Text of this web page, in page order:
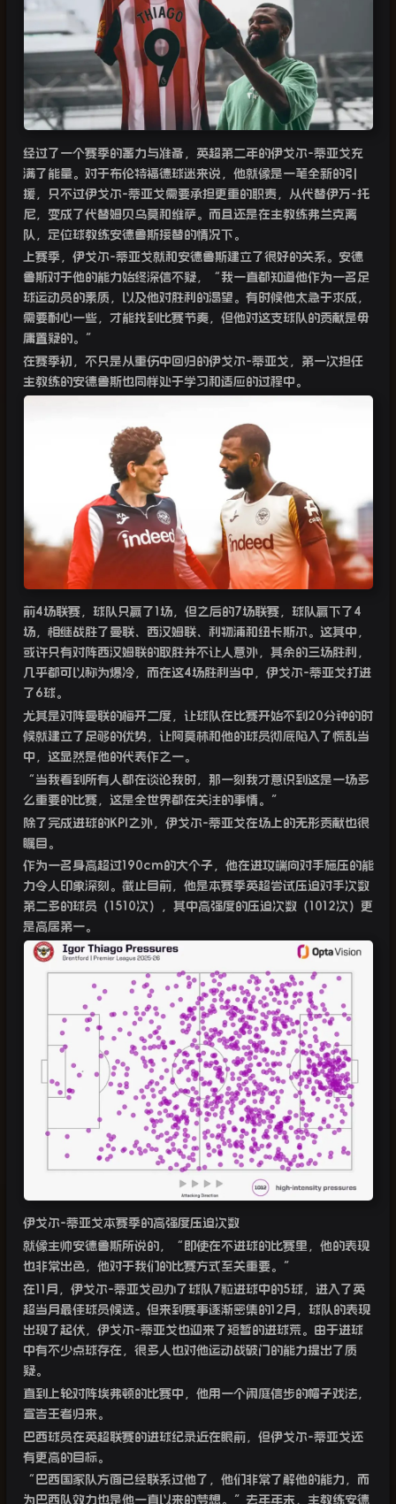
经过了一个赛季的蓄力与准备，英超第二年的伊戈尔-蒂亚戈充
满了能量。对于布伦特福德球迷来说，他就像是一笔全新的引
援，只不过伊戈尔-蒂亚戈需要承担更重的职责，从代替伊万-托
尼，变成了代替姆贝乌莫和维萨。而且还是在主教练弗兰克离
队，定位球教练安德鲁斯接替的情况下。
上赛季，伊戈尔-蒂亚戈就和安德鲁斯建立了很好的关系。安德
鲁斯对于他的能力始终深信不疑，“我一直都知道他作为一名足
球运动员的素质，以及他对胜利的渴望。有时候他太急于求成，
需要耐心一些，才能找到比赛节奏，但他对这支球队的贡献是毋
庸置疑的。”
在赛季初，不只是从重伤中回归的伊戈尔-蒂亚戈，第一次担任
主教练的安德鲁斯也同样处于学习和适应的过程中。
前4场联赛，球队只赢了 1 场，但之后的7场联赛，球队赢下了 4
场，相继战胜了曼联、西汉姆联、利物浦和纽卡斯尔。这其中，
或许只有对阵西汉姆联的取胜并不让人意外，其余的三场胜利，
几乎都可以称为爆冷，而在这4场胜利当中，伊戈尔-蒂亚戈打进
了 6球。
尤其是对阵曼联的梅开二度，让球队在比赛开始不到 20分钟的时
候就建立了足够的优势，让阿莫林和他的球员彻底陷入了慌乱当
中，这显然是他的代表作之一。
“ 当我看到所有人都在谈论我时，那一刻我才意识到这是一场多
么重要的比赛，这是全世界都在关注的事情。”
除了完成进球的KPI之外，伊戈尔-蒂亚戈在场上的无形贡献也很
瞩目。
作为一名身高超过190cm的大个子，他在进攻端向对手施压的能
力令人印象深刻。截止目前，他是本赛季英超尝试压迫对手次数
第二多的球员（ 1510次），其中高强度的压迫次数（ 1012次）更
是高居第一。
伊戈尔-蒂亚戈本赛季的高强度压迫次数
就像主帅安德鲁斯所说的，“即使在不进球的比赛里，他的表现
也非常出色，他对于我们的比赛方式至关重要。”
在11 月，伊戈尔-蒂亚戈包办了球队 7粒进球中的5球，进入了英
超当月最佳球员候选。但来到赛事逐渐密集的12月，球队的表现
出现了起伏，伊戈尔-蒂亚戈也迎来了短暂的进球荒。由于进球
中有不少点球存在，很多人也对他运动战破门的能力提出了质
疑。
直到上轮对阵埃弗顿的比赛中，他用一个闲庭信步的帽子戏法，
宣告王者归来。
巴西球员在英超联赛的进球纪录近在眼前，但伊戈尔-蒂亚戈还
有更高的目标。
“ 巴西国家队方面已经联系过他了，他们非常了解他的能力，而
为巴西队效力也是他一直以来的梦想。”去年年末，主教练安德